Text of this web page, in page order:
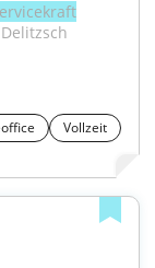
Vollzeit